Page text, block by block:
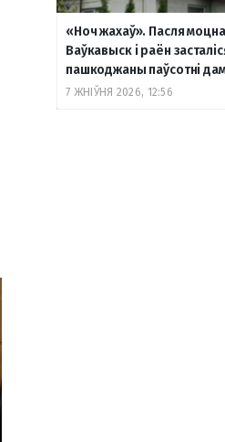
«Ноч жахаў». Пасля
Ваўкавыск і раён
пашкоджаны паўсотні
7 ЖНІЎНЯ 2026, 12:56